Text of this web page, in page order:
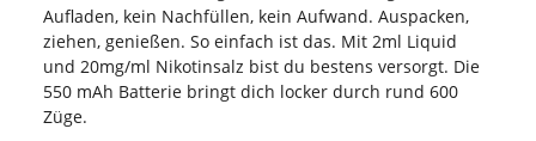
Aufladen, kein Nachfüllen, kein Aufwand. Auspacken,
ziehen, genießen. So einfach ist das. Mit 2ml Liquid
und 20mg/ml Nikotinsalz bist du bestens versorgt. Die
550 mAh Batterie bringt dich locker durch rund 600
Züge.